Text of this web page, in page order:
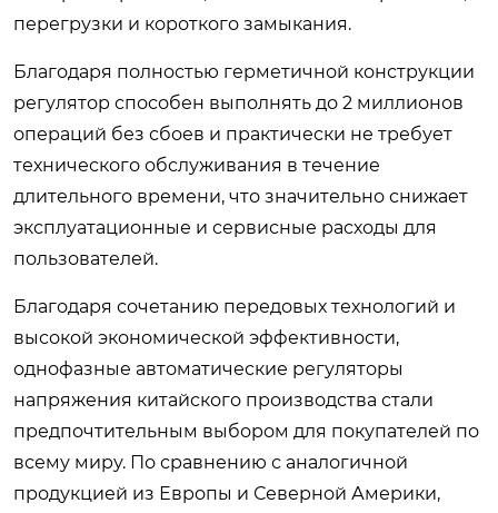
перегрузки и короткого замыкания.
Благодаря полностью герметичной конструкции
регулятор способен выполнять до 2 миллионов
операций без сбоев и практически не требует
технического обслуживания в течение
длительного времени, что значительно снижает
эксплуатационные и сервисные расходы для
пользователей.
Благодаря сочетанию передовых технологий и
высокой экономической эффективности,
однофазные автоматические регуляторы
напряжения китайского производства стали
предпочтительным выбором для покупателей по
всему миру. По сравнению с аналогичной
продукцией из Европы и Северной Америки,